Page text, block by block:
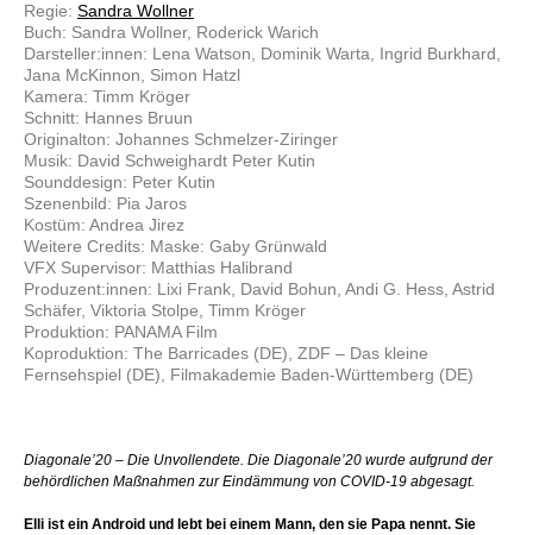
Regie: Sandra Wollner
Buch: Sandra Wollner, Roderick Warich
Darsteller:innen: Lena Watson, Dominik Warta, Ingrid Burkhard,
Jana McKinnon, Simon Hatzl
Kamera: Timm Kröger
Schnitt: Hannes Bruun
Originalton: Johannes Schmelzer-Ziringer
Musik: David Schweighardt Peter Kutin
Sounddesign: Peter Kutin
Szenenbild: Pia Jaros
Kostüm: Andrea Jirez
Weitere Credits: Maske: Gaby Grünwald
VFX Supervisor: Matthias Halibrand
Produzent:innen: Lixi Frank, David Bohun, Andi G. Hess, Astrid
Schäfer, Viktoria Stolpe, Timm Kröger
Produktion: PANAMA Film
Koproduktion: The Barricades (DE), ZDF – Das kleine
Fernsehspiel (DE), Filmakademie Baden-Württemberg (DE)
Diagonale’20 – Die Unvollendete. Die Diagonale’20 wurde aufgrund der
behördlichen Maßnahmen zur Eindämmung von COVID-19 abgesagt.
Elli ist ein Android und lebt bei einem Mann, den sie Papa nennt. Sie